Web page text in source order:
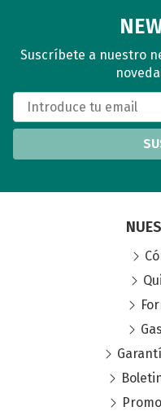
Suscríbete a nuestro